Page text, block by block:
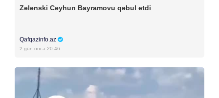
Zelenski Ceyhun Bayramovu qəbul etdi
Qafqazinfo.az
2 gün öncə 20:46